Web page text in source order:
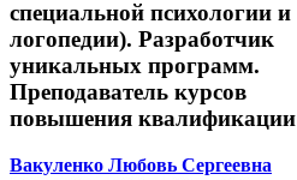
специальной психологии и
логопедии). Разработчик
уникальных программ.
Преподаватель курсов
повышения квалификации
Вакуленко Любовь Сергеевна